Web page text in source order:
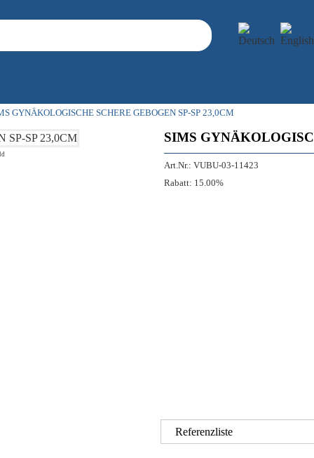
GYNÄKOLOGISCHE SCHERE GEBOGEN SP-SP 23,0CM
SIMS
Art.Nr.: VUBU-03-11423
Rabatt: 15.00%
Referenzliste